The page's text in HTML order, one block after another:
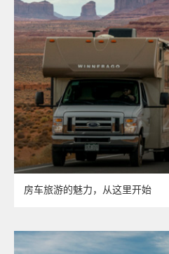
房车旅游的魅力，从这里开始